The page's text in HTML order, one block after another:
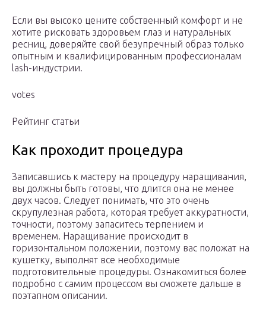
Если вы высоко цените собственный комфорт и не
хотите рисковать здоровьем глаз и натуральных
ресниц, доверяйте свой безупречный образ только
опытным и квалифицированным профессионалам
lash-индустрии.
votes
Рейтинг статьи
Как проходит процедура
Записавшись к мастеру на процедуру наращивания,
вы должны быть готовы, что длится она не менее
двух часов. Следует понимать, что это очень
скрупулезная работа, которая требует аккуратности,
точности, поэтому запаситесь терпением и
временем. Наращивание происходит в
горизонтальном положении, поэтому вас положат на
кушетку, выполнят все необходимые
подготовительные процедуры. Ознакомиться более
подробно с самим процессом вы сможете дальше в
поэтапном описании.